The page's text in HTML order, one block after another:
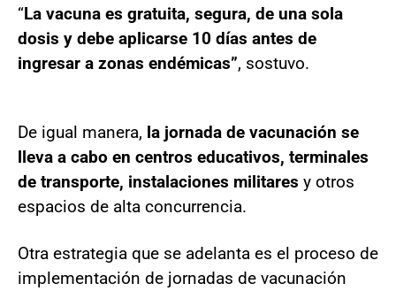
“La vacuna es gratuita, segura, de una sola
dosis y debe aplicarse 10 días antes de
ingresar a zonas endémicas”, sostuvo.
De igual manera, la jornada de vacunación se
lleva a cabo en centros educativos, terminales
de transporte, instalaciones militares y otros
espacios de alta concurrencia.
Otra estrategia que se adelanta es el proceso de
implementación de jornadas de vacunación